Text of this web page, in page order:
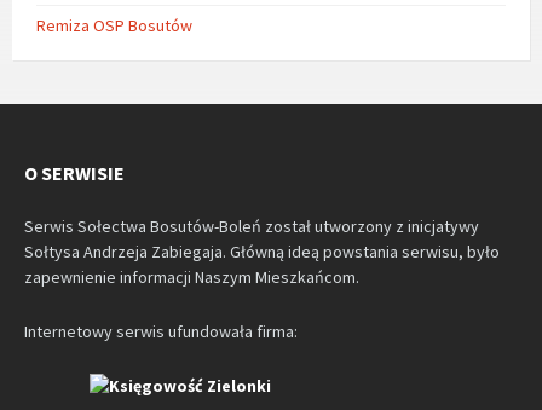
Remiza OSP Bosutów
O SERWISIE
Serwis Sołectwa Bosutów-Boleń został utworzony z inicjatywy
Sołtysa Andrzeja Zabiegaja. Główną ideą powstania serwisu, było
zapewnienie informacji Naszym Mieszkańcom.
Internetowy serwis ufundowała firma: